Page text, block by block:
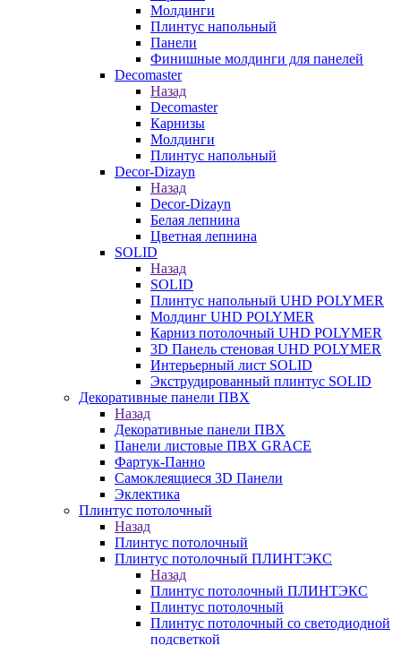
Молдинги
Плинтус напольный
Панели
Финишные молдинги для панелей
Decomaster
Назад
Decomaster
Карнизы
Молдинги
Плинтус напольный
Decor-Dizayn
Назад
Decor-Dizayn
Белая лепнина
Цветная лепнина
SOLID
Назад
SOLID
Плинтус напольный UHD POLYMER
Молдинг UHD POLYMER
Карниз потолочный UHD POLYMER
3D Панель стеновая UHD POLYMER
Интерьерный лист SOLID
Экструдированный плинтус SOLID
Декоративные панели ПВХ
Назад
Декоративные панели ПВХ
Панели листовые ПВХ GRACE
Фартук-Панно
Самоклеящиеся 3D Панели
Эклектика
Плинтус потолочный
Назад
Плинтус потолочный
Плинтус потолочный ПЛИНТЭКС
Назад
Плинтус потолочный ПЛИНТЭКС
Плинтус потолочный
Плинтус потолочный со светодиодной
подсветкой